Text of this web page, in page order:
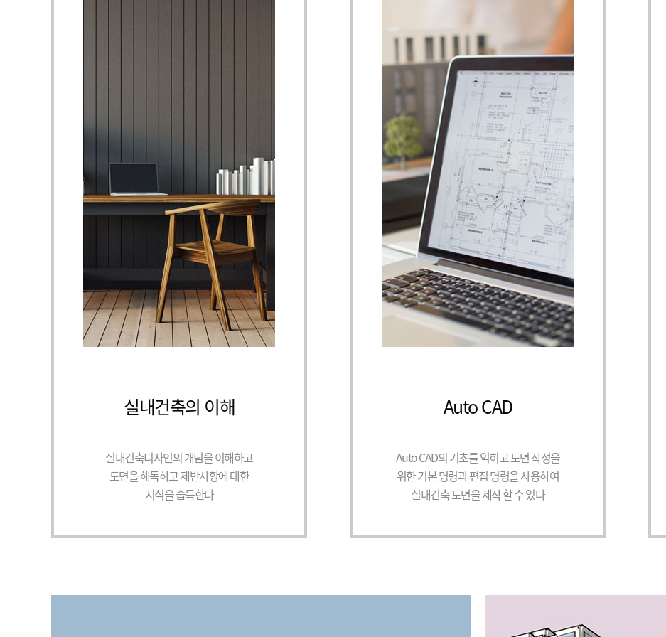
실내건축의 이해
실내건축디자인의 개념을 이해하고
도면을 해독하고 제반사항에 대한
지식을 습득한다
Auto CAD
Auto CAD의 기초를 익히고 도면 작성을
위한 기본 명령과 편집 명령을 사용하여
실내건축 도면을 제작 할 수 있다